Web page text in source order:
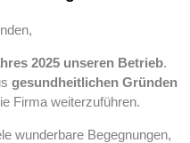
2025 unseren Betrieb.
gesundheitlichen Gründen
Firma weiterzuführen.
wunderbare Begegnungen,